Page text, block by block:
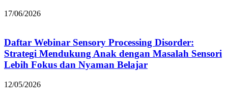
17/06/2026
Daftar Webinar Sensory Processing Disorder:
Strategi Mendukung Anak dengan Masalah Sensori
Lebih Fokus dan Nyaman Belajar
12/05/2026